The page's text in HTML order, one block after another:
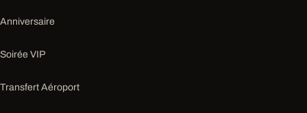
Anniversaire
Soirée VIP
Transfert Aéroport